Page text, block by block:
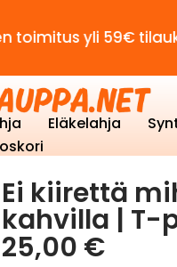
yli 59€ tilauksille!
Eläkelahja
Ei kiirettä
kahvilla | T-
25,00 €